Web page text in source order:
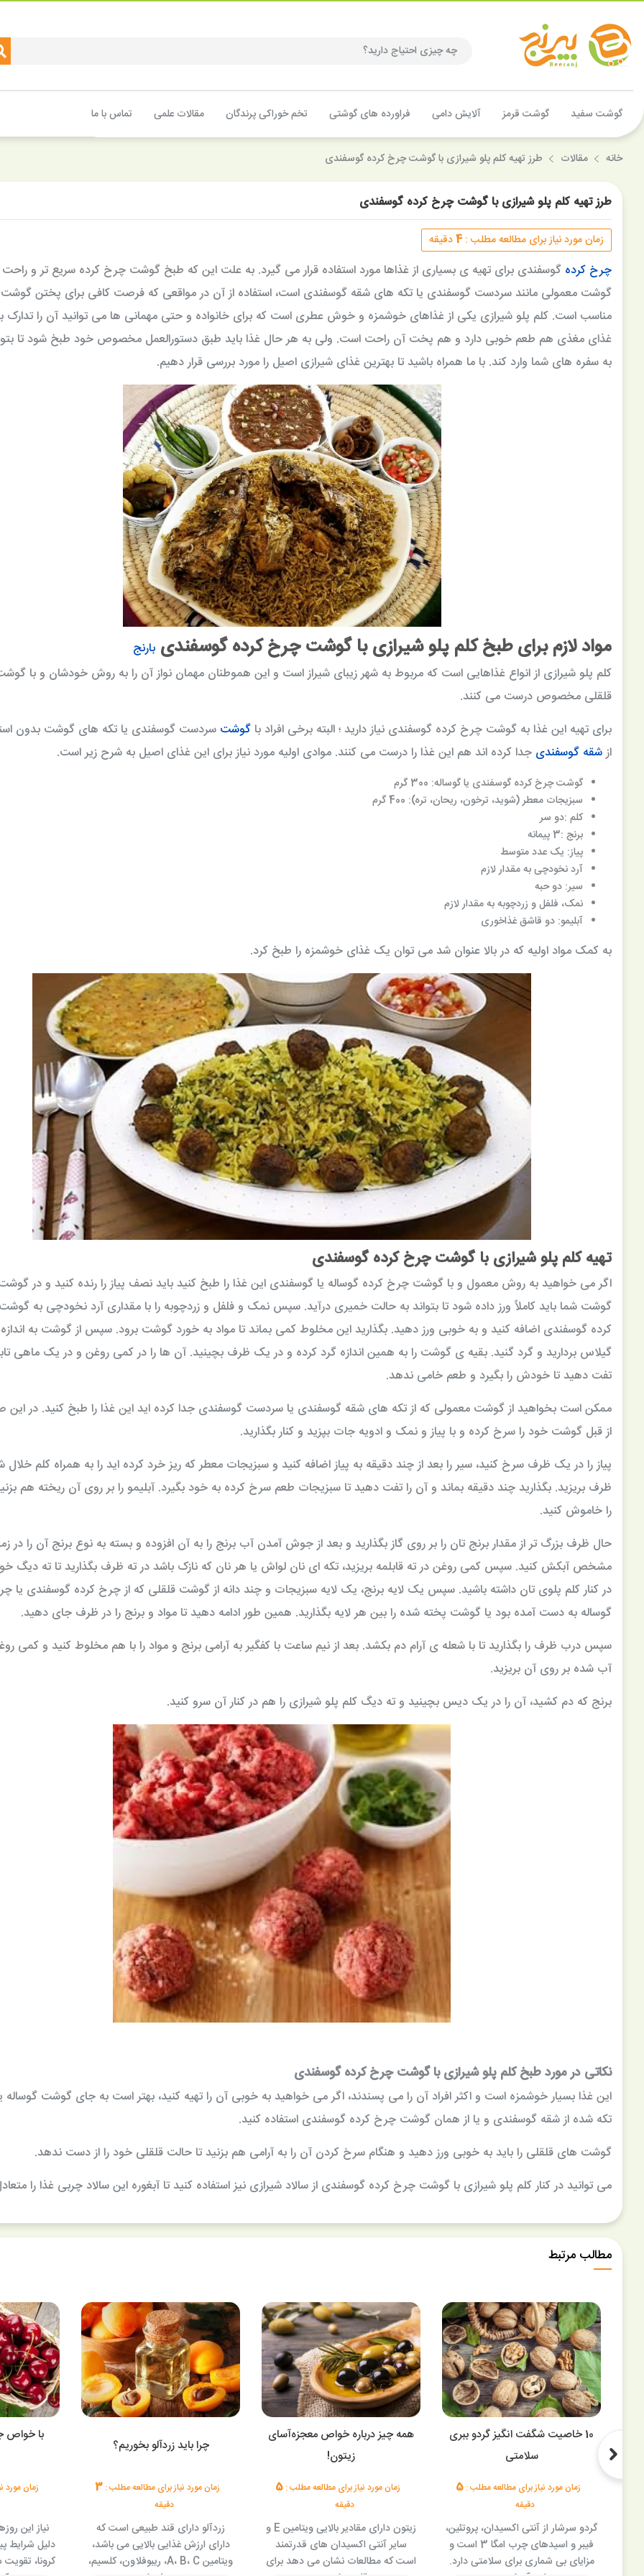
گوشت سفید گوشت قرمز آلایش دامی فراورده های گوشتی تخم خوراکی پرندگان مقالات علمی تماس با ما
خانه مقالات طرز تهیه کلم پلو شیرازی با گوشت چرخ کرده گوسفندی
طرز تهیه کلم پلو شیرازی با گوشت چرخ کرده گوسفندی
زمان مورد نیاز برای مطالعه مطلب :4دقیقه
چرخ کرده گوسفندی برای تهیه ی بسیاری از غذاها مورد استفاده قرار می گیرد. به علت این که طبخ گوشت چرخ کرده سریع تر و راحت
گوشت معمولی مانند سردست گوسفندی یا تکه های شقه گوسفندی است، استفاده از آن در مواقعی که فرصت کافی برای پختن گوشت
مناسب است. کلم پلو شیرازی یکی از غذاهای خوشمزه و خوش عطری است که برای خانواده و حتی مهمانی ها می توانید آن را تدارک
غذای مغذی هم طعم خوبی دارد و هم پخت آن راحت است. ولی به هر حال غذا باید طبق دستورالعمل مخصوص خود طبخ شود تا
به سفره های شما وارد کند. با ما همراه باشید تا بهترین غذای شیرازی اصیل را مورد بررسی قرار دهیم.
مواد لازم برای طبخ کلم پلو شیرازی با گوشت چرخ کرده گوسفندی بارنج
کلم پلو شیرازی از انواع غذاهایی است که مربوط به شهر زیبای شیراز است و این هموطنان مهمان نواز آن را به روش خودشان و با
قلقلی مخصوص درست می کنند.
برای تهیه این غذا به گوشت چرخ کرده گوسفندی نیاز دارید ؛ البته برخی افراد با گوشت سردست گوسفندی یا تکه های گوشت بدون
ازشقه گوسفندی جدا کرده اند هم این غذا را درست می کنند. موادی اولیه مورد نیاز برای این غذای اصیل به شرح زیر است.
گوشت چرخ کرده گوسفندی یا گوساله: 300 گرم
سبزیجات معطر (شوید، ترخون، ریحان، تره): 400 گرم
کلم :دو سر
برنج :3 پیمانه
پیاز: یک عدد متوسط
آرد نخودچی به مقدار لازم
سیر: دو حبه
نمک، فلفل و زردچوبه به مقدار لازم
آبلیمو: دو قاشق غذاخوری
به کمک مواد اولیه که در بالا عنوان شد می توان یک غذای خوشمزه را طبخ کرد.
تهیه کلم پلو شیرازی با گوشت چرخ کرده گوسفندی
اگر می خواهید به روش معمول و با گوشت چرخ کرده گوساله یا گوسفندی این غذا را طبخ کنید باید نصف پیاز را رنده کنید و در گوشت
گوشت شما باید کاملاً ورز داده شود تا بتواند به حالت خمیری درآید. سپس نمک و فلفل و زردچوبه را با مقداری آرد نخودچی به
کرده گوسفندی اضافه کنید و به خوبی ورز دهید. بگذارید این مخلوط کمی بماند تا مواد به خورد گوشت برود. سپس از گوشت به
گیلاس بردارید و گرد گنید. بقیه ی گوشت را به همین اندازه گرد کرده و در یک ظرف بچینید. آن ها را در کمی روغن و در یک ماهی
تفت دهید تا خودش را بگیرد و طعم خامی ندهد.
ممکن است بخواهید از گوشت معمولی که از تکه های شقه گوسفندی یا سردست گوسفندی جدا کرده اید این غذا را طبخ کنید. در این
از قبل گوشت خود را سرخ کرده و با پیاز و نمک و ادویه جات بپزید و کنار بگذارید.
پیاز را در یک ظرف سرخ کنید، سیر را بعد از چند دقیقه به پیاز اضافه کنید و سبزیجات معطر که ریز خرد کرده اید را به همراه کلم خلال
ظرف بریزید. بگذارید چند دقیقه بماند و آن را تفت دهید تا سبزیجات طعم سرخ کرده به خود بگیرد. آبلیمو را بر روی آن ریخته هم
را خاموش کنید.
حال ظرف بزرگ تر از مقدار برنج تان را بر روی گاز بگذارید و بعد از جوش آمدن آب برنج را به آن افزوده و بسته به نوع برنج آن را در
مشخص آبکش کنید. سپس کمی روغن در ته قابلمه بریزید، تکه ای نان لواش یا هر نان که نازک باشد در ته ظرف بگذارید تا ته دیگ
در کنار کلم پلوی تان داشته باشید. سپس یک لایه برنج، یک لایه سبزیجات و چند دانه از گوشت قلقلی که از چرخ کرده گوسفندی یا
گوساله به دست آمده بود یا گوشت پخته شده را بین هر لایه بگذارید. همین طور ادامه دهید تا مواد و برنج را در ظرف جای دهید.
سپس درب ظرف را بگذارید تا با شعله ی آرام دم بکشد. بعد از نیم ساعت با کفگیر به آرامی برنج و مواد را با هم مخلوط کنید و کمی
آب شده بر روی آن بریزید.
برنج که دم کشید، آن را در یک دیس بچینید و ته دیگ کلم پلو شیرازی را هم در کنار آن سرو کنید.
نکاتی در مورد طبخ کلم پلو شیرازی با گوشت چرخ کرده گوسفندی
این غذا بسیار خوشمزه است و اکثر افراد آن را می پسندند، اگر می خواهید به خوبی آن را تهیه کنید، بهتر است به جای گوشت
تکه شده از شقه گوسفندی و یا از همان گوشت چرخ کرده گوسفندی استفاده کنید.
گوشت های قلقلی را باید به خوبی ورز دهید و هنگام سرخ کردن آن را به آرامی هم بزنید تا حالت قلقلی خود را از دست ندهد.
می توانید در کنار کلم پلو شیرازی با گوشت چرخ کرده گوسفندی از سالاد شیرازی نیز استفاده کنید تا آبغوره این سالاد چربی غذا را
7%
بازو بوقلمون 900 گرمی توکاسان خاور
50,600 تومان 47,058 تومان
فیله مرغ 900 گرمی توکاسان خاور
57,600 تومان
ساق بوقلمون 900 گرمی توکاسان خاور
مطالب مرتبط
10 خاصیت شگفت انگیز گردو ببری
سلامتی
زمان مورد نیاز برای مطالعه مطلب :5
دقیقه
گردو سرشار از آنتی اکسیدان، پروتئین،
فیبر و اسیدهای چرب امگا 3 است و
مزایای بی شماری برای سلامتی دارد.
همه چیز درباره خواص معجزه‌آسای
زیتون!
زمان مورد نیاز برای مطالعه مطلب :5
دقیقه
زیتون دارای مقادیر بالایی ویتامین E و
سایر آنتی اکسیدان های قدرتمند
است که مطالعات نشان می دهد برای
چرا باید زردآلو بخوریم؟
زمان مورد نیاز برای مطالعه مطلب :3
دقیقه
زردآلو دارای قند طبیعی است که
دارای ارزش غذایی بالایی می باشد،
ویتامین A، B، C، ریبوفلاون، کلسیم،
با خواص
زمان مورد
نیاز این
دلیل
کرونا،